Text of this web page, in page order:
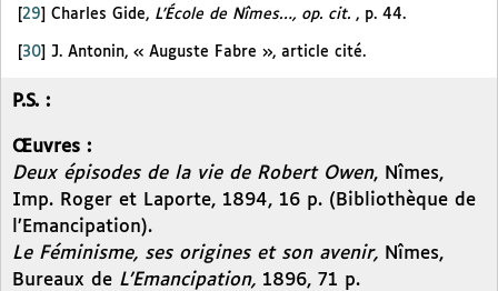
29 Charles Gide, L’École de Nîmes…, op. cit. , p. 44.
[30] J. Antonin, « Auguste Fabre », article cité.
P.S. :
Œuvres :
Deux épisodes de la vie de Robert Owen, Nîmes,
Imp. Roger et Laporte, 1894, 16 p. (Bibliothèque de
l’Emancipation).
Le Féminisme, ses origines et son avenir, Nîmes,
Bureaux de L’Emancipation, 1896, 71 p.